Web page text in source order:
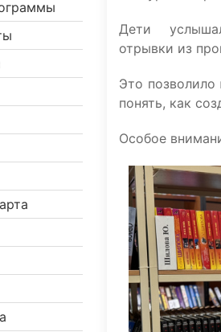
Дети
отрывки из
Это
понять, как
Особое